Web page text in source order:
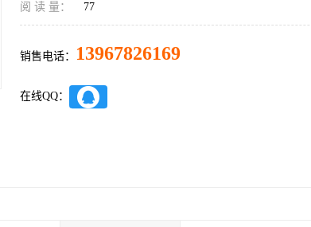
阅 读 量： 77
销售电话： 13967826169
在线QQ：